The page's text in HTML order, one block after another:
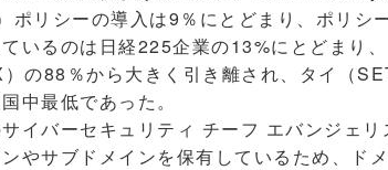
ポリシーの導入は9％にとどまり、ポリシ
いるのは日経225企業の13%にとどまり
の88％から大きく引き離され、タイ（
中最低であった。
イバーセキュリティ チーフ エバンジェリ
やサブドメインを保有しているため、ド